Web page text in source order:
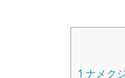
1 ナメク